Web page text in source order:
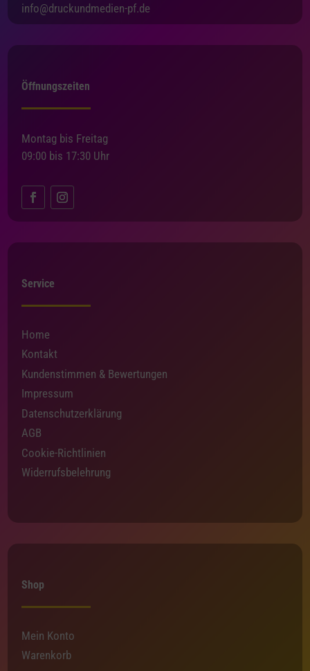
info@druckundmedien-pf.de
Öffnungszeiten
Montag bis Freitag
09:00 bis 17:30 Uhr
Service
Home
Kontakt
Kundenstimmen & Bewertungen
Impressum
Datenschutzerklärung
AGB
Cookie-Richtlinien
Widerrufsbelehrung
Shop
Mein Konto
Warenkorb